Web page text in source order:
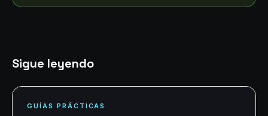
Sigue leyendo
GUÍAS PRÁCTICAS